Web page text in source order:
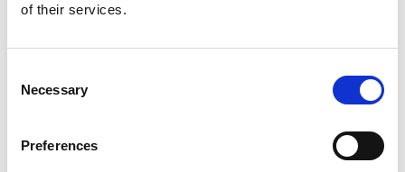
of their services.
Selection
Necessary
Preferences